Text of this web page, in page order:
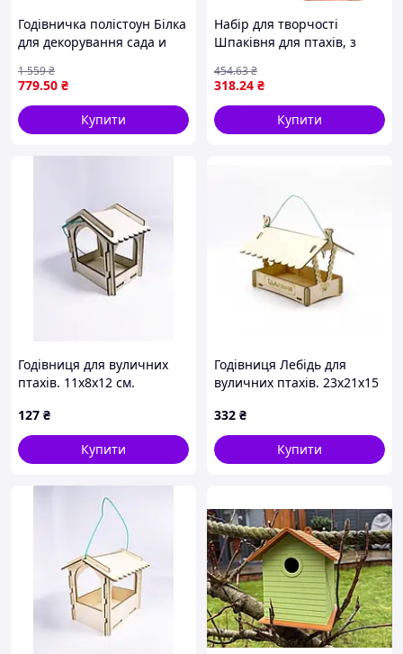
Годівничка полістоун Білка
для декорування сада и
белки
779.50 ₴
1 559₴
Купити
Набір для творчості
Шпаківня для птахів, з
годівниця для птахів /
Вулична годівниця для
пташок
318.24 ₴
454.63₴
Купити
Годівниця для вуличних
птахів. 11х8х12 см.
127 ₴
Купити
Годівниця Лебідь для
вуличних птахів. 23х21х15
332 ₴
Купити